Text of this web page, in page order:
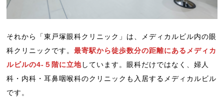
それから「東戸塚眼科クリニック」は、メディカルビル内の眼
科クリニックです。最寄駅から徒歩数分の距離にあるメディカ
ルビルの4-５階に立地しています。眼科だけではなく、婦人
科・内科・耳鼻咽喉科のクリニックも入居するメディカルビル
です。